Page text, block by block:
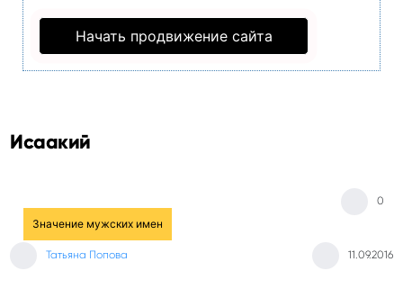
Начать продвижение сайта
Исаакий
Значение мужских имен
Татьяна Попова 11.09.2016
0